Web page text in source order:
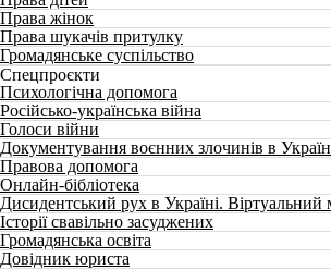
Права жінок
Права шукачів притулку
Громадянське суспільство
Спецпроєкти
Психологічна допомога
Російсько-українська війна
Голоси війни
Документування воєнних злочинів в
Правова допомога
Онлайн-бібліотека
Дисидентський рух в Україні. Віртуальний
Історії свавільно засуджених
Громадянська освіта
Довідник юриста